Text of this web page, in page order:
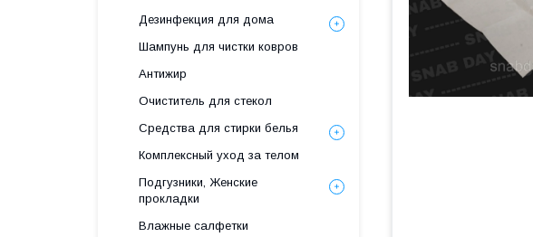
Дезинфекция для дома
Шампунь для чистки ковров
Антижир
Очиститель для стекол
Средства для стирки белья
Комплексный уход за телом
Подгузники, Женские
прокладки
Влажные салфетки